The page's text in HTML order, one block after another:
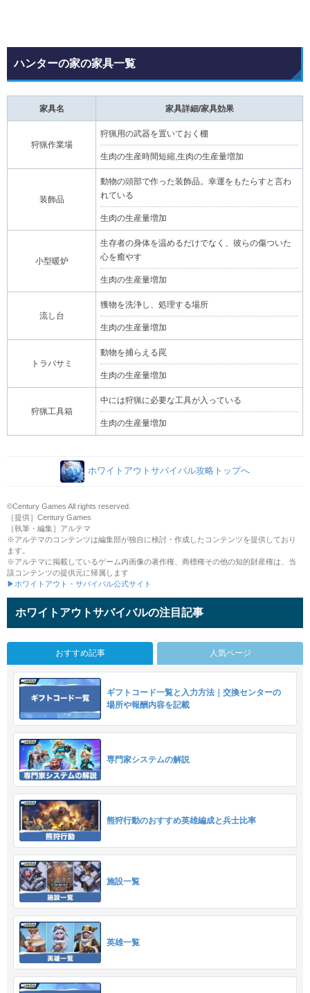
ハンターの家の家具一覧
家具名 家具詳細/家具効果
狩猟作業場
狩猟用の武器を置いておく棚
生肉の生産時間短縮,生肉の生産量増加
装飾品
動物の頭部で作った装飾品。幸運をもたらすと言わ
れている
生肉の生産量増加
小型暖炉
生存者の身体を温めるだけでなく、彼らの傷ついた
心を癒やす
生肉の生産量増加
流し台
獲物を洗浄し、処理する場所
生肉の生産量増加
トラバサミ
動物を捕らえる罠
生肉の生産量増加
狩猟工具箱
中には狩猟に必要な工具が入っている
生肉の生産量増加
ホワイトアウトサバイバル攻略トップへ
©Century Games All rights reserved.
［提供］Century Games
［執筆・編集］アルテマ
※アルテマのコンテンツは編集部が独自に検討・作成したコンテンツを提供しており
ます。
※アルテマに掲載しているゲーム内画像の著作権、商標権その他の知的財産権は、当
該コンテンツの提供元に帰属します
▶ホワイトアウト・サバイバル公式サイト
ホワイトアウトサバイバルの注目記事
おすすめ記事 人気ページ
ギフトコード一覧と入力方法｜交換センターの
場所や報酬内容を記載
専門家システムの解説
熊狩行動のおすすめ英雄編成と兵士比率
施設一覧
英雄一覧